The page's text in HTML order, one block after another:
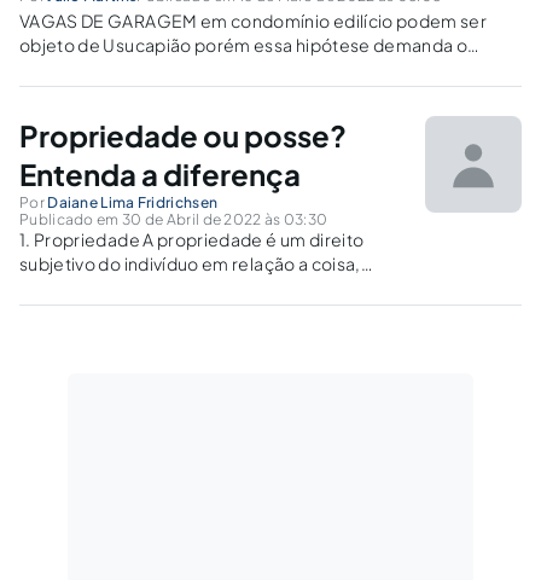
VAGAS DE GARAGEM em condomínio edilício podem ser
objeto de Usucapião porém essa hipótese demanda o
diferente daqueles onde determinado espaço pode ser
usucapido inclusive sob a alegação de que serve...
Propriedade ou posse?
Entenda a diferença
Por Daiane Lima Fridrichsen
Publicado em 30 de Abril de 2022 às 03:30
1. Propriedade A propriedade é um direito
subjetivo do indivíduo em relação a coisa,
bem móvel ou imóvel o direito absoluto para